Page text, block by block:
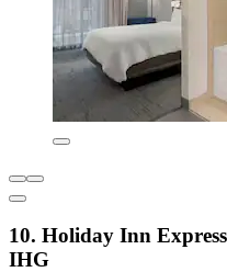
10. Holiday Inn
IHG